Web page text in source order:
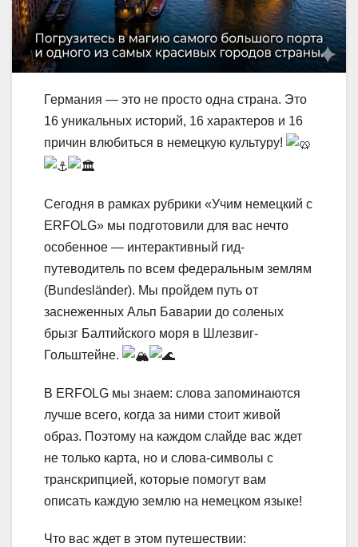
Германия — это не просто одна страна. Это
16 уникальных историй, 16 характеров и 16
причин влюбиться в немецкую культуру!
Сегодня в рамках рубрики «Учим немецкий с
ERFOLG» мы подготовили для вас нечто
особенное — интерактивный гид-
путеводитель по всем федеральным землям
(Bundesländer). Мы пройдем путь от
заснеженных Альп Баварии до соленых
брызг Балтийского моря в Шлезвиг-
Гольштейне.
В ERFOLG мы знаем: слова запоминаются
лучше всего, когда за ними стоит живой
образ. Поэтому на каждом слайде вас ждет
не только карта, но и слова-символы с
транскрипцией, которые помогут вам
описать каждую землю на немецком языке!
Что вас ждет в этом путешествии: